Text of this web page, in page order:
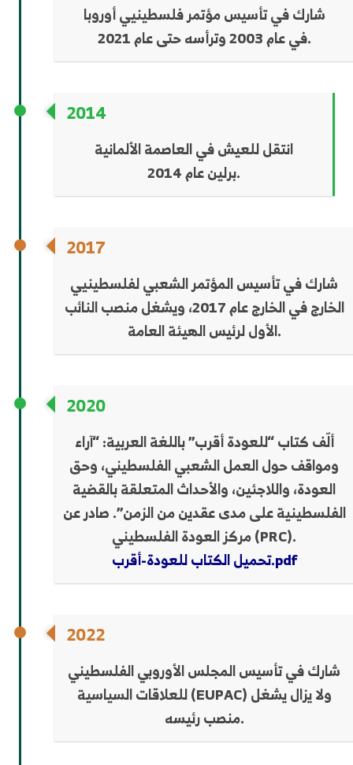
شارك في تأسيس مؤتمر فلسطينيي أوروبا
في عام 2003 وترأسه حتى عام 2021.
2014
انتقل للعيش في العاصمة الألمانية
برلين عام 2014.
2017
شارك في تأسيس المؤتمر الشعبي لفلسطينيي
الخارج في الخارج عام 2017، ويشغل منصب النائب
الأول لرئيس الهيئة العامة.
2020
ألّف كتاب “للعودة أقرب” باللغة العربية: “آراء
ومواقف حول العمل الشعبي الفلسطيني، وحق
العودة، واللاجئين، والأحداث المتعلقة بالقضية
الفلسطينية على مدى عقدين من الزمن”. صادر عن
مركز العودة الفلسطيني (PRC).
تحميل الكتاب للعودة-أقرب.pdf
2022
شارك في تأسيس المجلس الأوروبي الفلسطيني
للعلاقات السياسية (EUPAC) ولا يزال يشغل
منصب رئيسه.